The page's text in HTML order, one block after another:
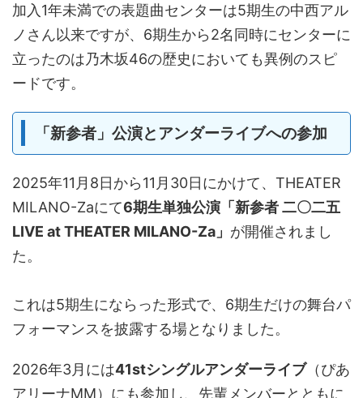
加入1年未満での表題曲センターは5期生の中西アル
ノさん以来ですが、6期生から2名同時にセンターに
立ったのは乃木坂46の歴史においても異例のスピ
ードです。
「新参者」公演とアンダーライブへの参加
2025年11月8日から11月30日にかけて、THEATER
MILANO-Zaにて6期生単独公演「新参者 二〇二五
LIVE at THEATER MILANO-Za」 が開催されまし
た。
これは5期生にならった形式で、6期生だけの舞台パ
フォーマンスを披露する場となりました。
2026年3月には41stシングルアンダーライブ（ぴあ
アリーナMM）にも参加し、先輩メンバーとともに